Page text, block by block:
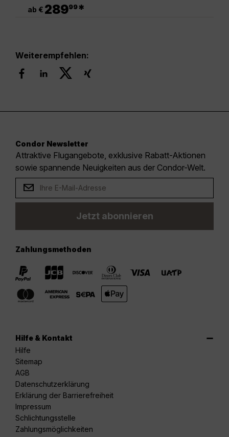
ab € 28999*
Weiterempfehlen:
Condor Newsletter
Attraktive Flugangebote, exklusive Rabatt-Aktionen
sowie spannende Neuigkeiten aus der Condor-Welt.
Jetzt abonnieren
Zahlungsmethoden
Hilfe & Kontakt
Hilfe
Sitemap
AGB
Datenschutzerklärung
Erklärung der Barrierefreiheit
Impressum
Schlichtungsstelle
Zahlungsmöglichkeiten